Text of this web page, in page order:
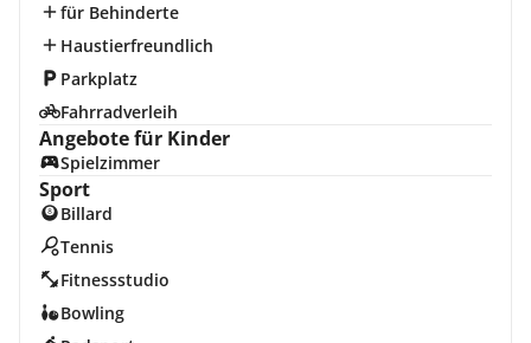
für Behinderte
Haustierfreundlich
Parkplatz
Fahrradverleih
Angebote für Kinder
Spielzimmer
Sport
Billard
Tennis
Fitnessstudio
Bowling